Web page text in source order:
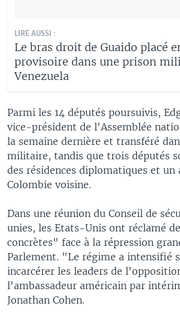
LIRE AUSSI :
Le bras droit de Guaido placé
provisoire dans une prison
Venezuela
Parmi les 14 députés poursuivis,
vice-président de l'Assemblée
la semaine dernière et transféré
militaire, tandis que trois députés
des résidences diplomatiques et un
Colombie voisine.
Dans une réunion du Conseil de
unies, les Etats-Unis ont réclamé
concrètes" face à la répression
Parlement. "Le régime a intensifié
incarcérer les leaders de
l'ambassadeur américain par
Jonathan Cohen.